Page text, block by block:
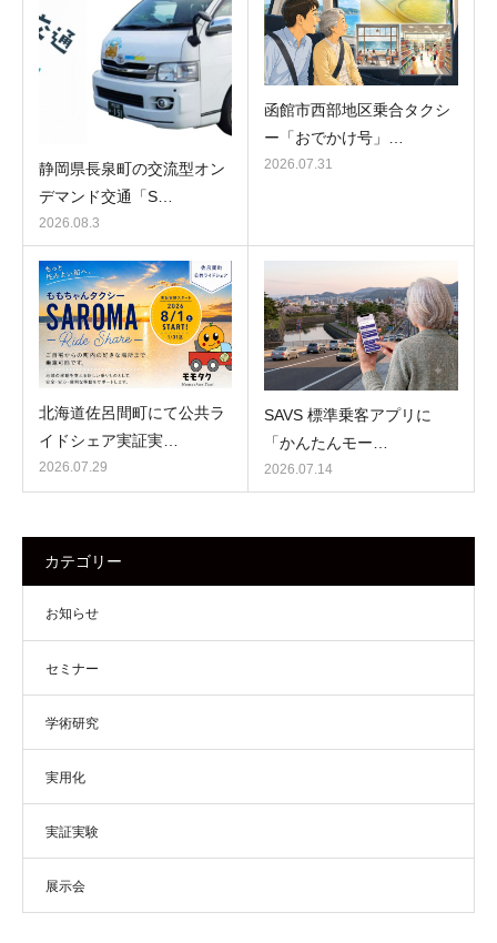
静岡県長泉町の交流型オン
デマンド交通「S…
2026.08.3
函館市西部地区乗合タクシ
ー「おでかけ号」…
2026.07.31
北海道佐呂間町にて公共ラ
イドシェア実証実…
2026.07.29
SAVS 標準乗客アプリに
「かんたんモー…
2026.07.14
カテゴリー
お知らせ
セミナー
学術研究
実用化
実証実験
展示会